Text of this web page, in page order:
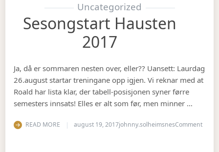
Uncategorized
Sesongstart Hausten
2017
Ja, då er sommaren nesten over, eller?? Uansett: Laurdag
26.august startar treningane opp igjen. Vi reknar med at
Roald har lista klar, der tabell-posisjonen syner førre
semesters innsats! Elles er alt som før, men minner …
READ MORE august 19, 2017johnny.solheimsnesCommenton